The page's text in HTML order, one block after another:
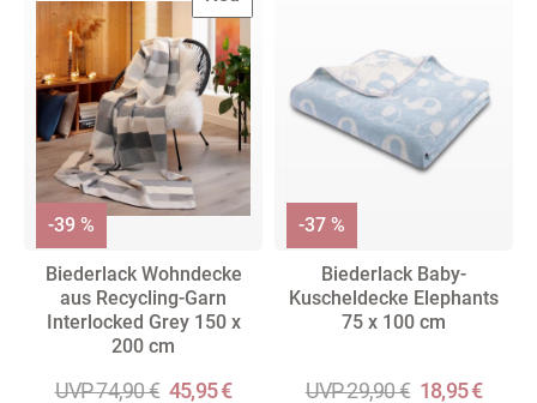
Biederlack Wohndecke
aus Recycling-Garn
Interlocked Grey 150 x
200 cm
UVP 74,90 € 45,95 €
-39 %
Biederlack Baby-
Kuscheldecke Elephants
75 x 100 cm
UVP 29,90 € 18,95 €
-37 %